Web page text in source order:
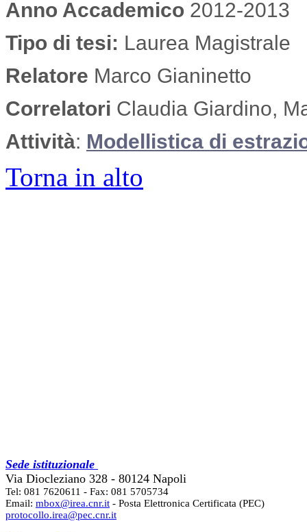
Anno Accademico 2012-2013
Tipo di tesi: Laurea Magistrale
Relatore Marco Gianinetto
Correlatori Claudia Giardino,
Attività: Modellistica di
Torna in alto
Sede istituzionale
Via Diocleziano 328 - 80124 Napoli
Tel: 081 7620611 - Fax: 081 5705734
Email: mbox@irea.cnr.it - Posta Elettronica Certificata (PEC)
protocollo.irea@pec.cnr.it